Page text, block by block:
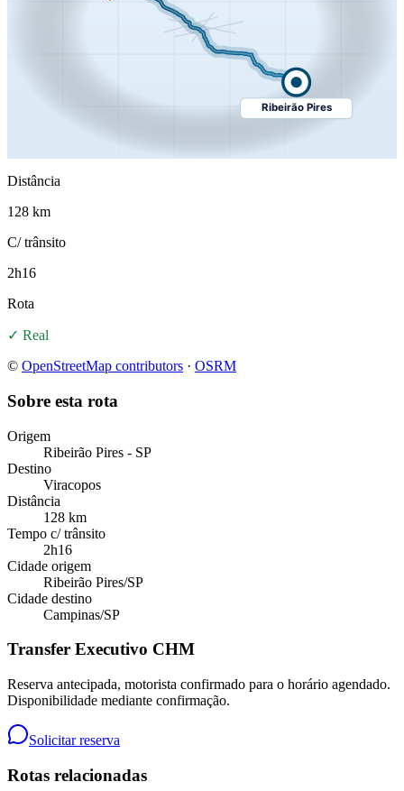
Ribeirão Pires
Distância
128 km
C/ trânsito
2h16
Rota
✓ Real
© OpenStreetMap contributors · OSRM
Sobre esta rota
Origem
Ribeirão Pires - SP
Destino
Viracopos
Distância
128 km
Tempo c/ trânsito
2h16
Cidade origem
Ribeirão Pires/SP
Cidade destino
Campinas/SP
Transfer Executivo CHM
Reserva antecipada, motorista confirmado para o horário agendado.
Disponibilidade mediante confirmação.
Solicitar reserva
Rotas relacionadas